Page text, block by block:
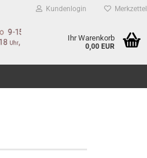
Kundenlogin Merkzettel
Ihr Warenkorb
0,00 EUR